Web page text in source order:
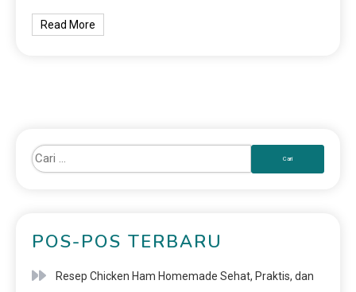
Read More
POS-POS TERBARU
Resep Chicken Ham Homemade Sehat, Praktis, dan